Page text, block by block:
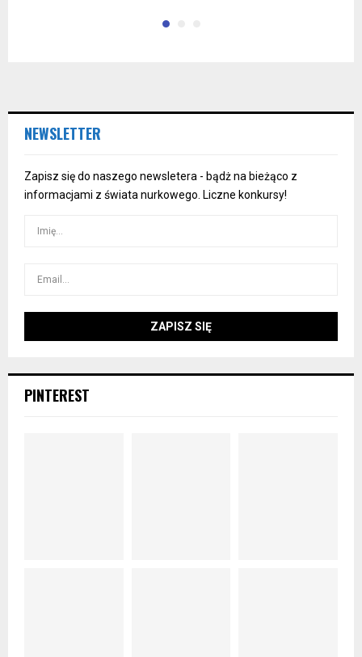
NEWSLETTER
Zapisz się do naszego newsletera - bądż na bieżąco z
informacjami z świata nurkowego. Liczne konkursy!
PINTEREST